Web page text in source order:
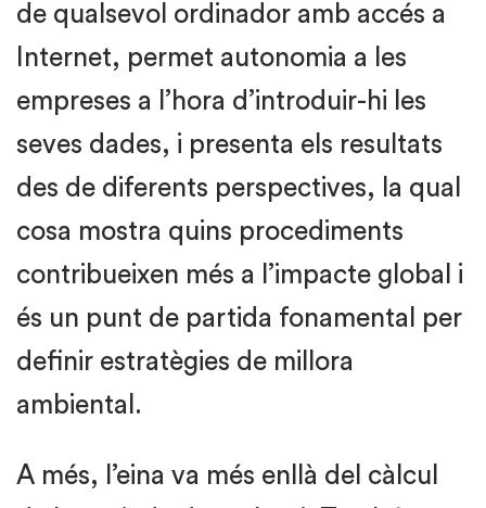
de qualsevol ordinador amb accés a
Internet, permet autonomia a les
empreses a l’hora d’introduir-hi les
seves dades, i presenta els resultats
des de diferents perspectives, la qual
cosa mostra quins procediments
contribueixen més a l’impacte global i
és un punt de partida fonamental per
definir estratègies de millora
ambiental.
A més, l’eina va més enllà del càlcul